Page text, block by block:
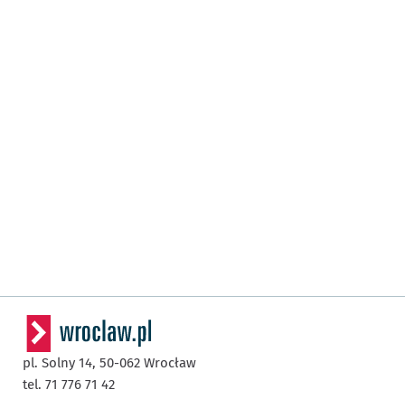
pl. Solny 14, 50-062 Wrocław
tel. 71 776 71 42